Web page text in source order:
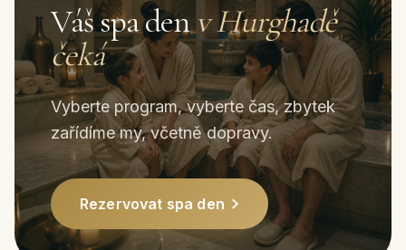
Váš spa denv Hurghadě
čeká
Vyberte program, vyberte čas, zbytek
zařídíme my, včetně dopravy.
Rezervovat spa den